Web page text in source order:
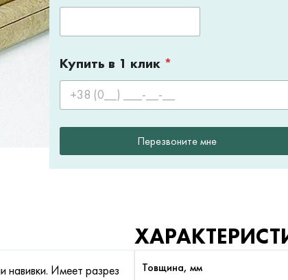
Купить в 1 клик *
Перезвоните мне
навивки. Имеет разрез
Товщина, мм